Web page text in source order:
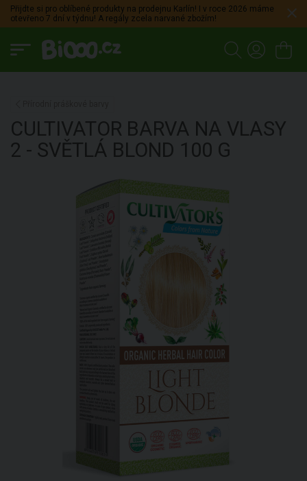
Přijdte si pro oblíbené produkty na prodejnu Karlín! I v roce 2026 máme
otevřeno 7 dní v týdnu! A regály zcela narvané zbožím!
CULTIVATOR BARVA NA VLASY
2 - SVĚTLÁ BLOND 100 G